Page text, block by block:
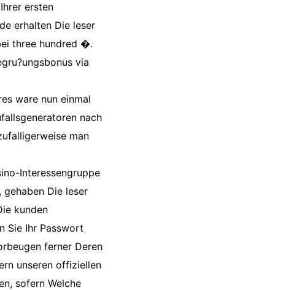
ersten
erhalten Die leser
three hundred �.
via
ware nun einmal
nach
man
Interessengruppe
Die leser
kunden
Sie Ihr Passwort
ferner Deren
unseren offiziellen
sofern Welche